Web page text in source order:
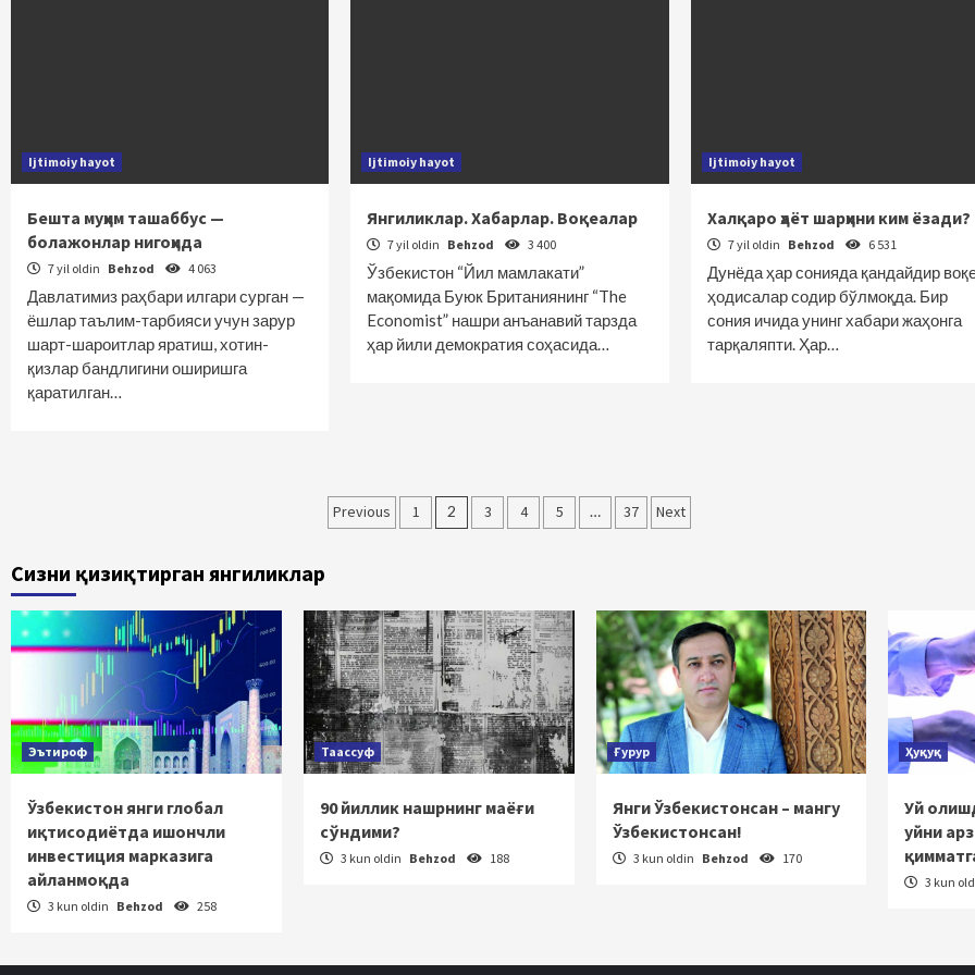
Ijtimoiy hayot
Бешта муҳим ташаббус —
болажонлар нигоҳида
7 yil oldin Behzod 4 063
Давлатимиз раҳбари илгари сурган —
ёшлар таълим-тарбияси учун зарур
шарт-шароитлар яратиш, хотин-
қизлар бандлигини оширишга
қаратилган…
Ijtimoiy hayot
Янгиликлар. Хабарлар. Воқеалар
7 yil oldin Behzod 3 400
Ўзбекистон “Йил мамлакати”
мақомида Буюк Британиянинг “The
Economist” нашри анъанавий тарзда
ҳар йили демократия соҳасида…
Ijtimoiy hayot
Халқаро ҳаёт шарҳини ким ёзади?
7 yil oldin Behzod 6 531
Дунёда ҳар сонияда қандайдир
ҳодисалар содир бўлмоқда. Бир
сония ичида унинг хабари жаҳонга
тарқаляпти. Ҳар…
Maqolalar
Previous 1 2 3 4 5 … 37 Next
Сизни қизиқтирган янгиликлар
Эътироф
Ўзбекистон янги глобал
иқтисодиётда ишончли
инвестиция марказига
айланмоқда
3 kun oldin Behzod 258
Таассуф
90 йиллик нашрнинг маёғи
сўндими?
3 kun oldin Behzod 188
Ғурур
Янги Ўзбекистонсан – мангу
Ўзбекистонсан!
3 kun oldin Behzod 170
Ҳуқуқ
Уй
уйни
3 kun